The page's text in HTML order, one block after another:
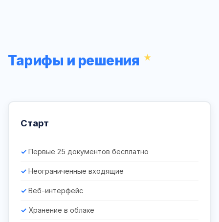
Тарифы и решения
Старт
Первые 25 документов бесплатно
Неограниченные входящие
Веб-интерфейс
Хранение в облаке